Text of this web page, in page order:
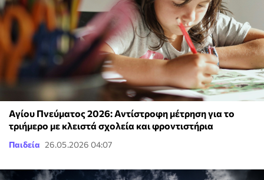
Αγίου Πνεύματος 2026: Αντίστροφη μέτρηση για το
τριήμερο με κλειστά σχολεία και φροντιστήρια
Παιδεία 26.05.2026 04:07